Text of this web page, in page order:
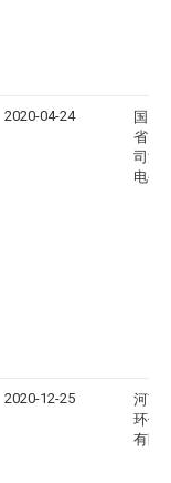
2020-04-24
国网
省电
司淄
电公
2020-12-25
河南
环保
有限